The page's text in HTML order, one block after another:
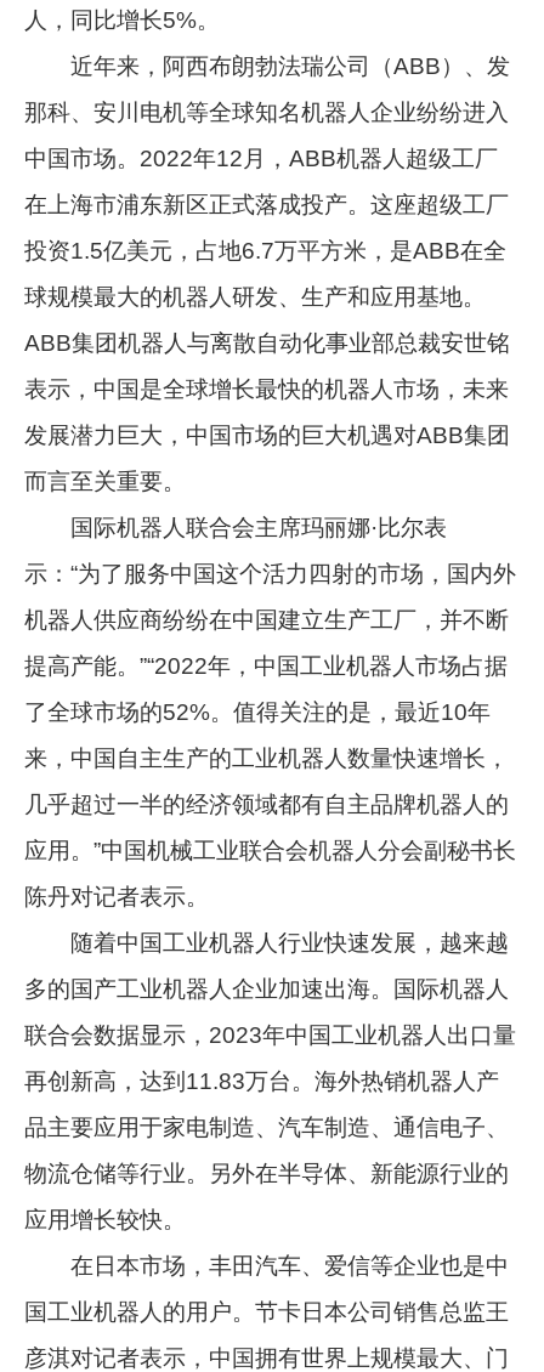
人，同比增长5%。
近年来，阿西布朗勃法瑞公司（ABB）、发
那科、安川电机等全球知名机器人企业纷纷进入
中国市场。2022年12月，ABB机器人超级工厂
在上海市浦东新区正式落成投产。这座超级工厂
投资1.5亿美元，占地6.7万平方米，是ABB在全
球规模最大的机器人研发、生产和应用基地。
ABB集团机器人与离散自动化事业部总裁安世铭
表示，中国是全球增长最快的机器人市场，未来
发展潜力巨大，中国市场的巨大机遇对ABB集团
而言至关重要。
国际机器人联合会主席玛丽娜·比尔表
示：“为了服务中国这个活力四射的市场，国内外
机器人供应商纷纷在中国建立生产工厂，并不断
提高产能。”“2022年，中国工业机器人市场占据
了全球市场的52%。值得关注的是，最近10年
来，中国自主生产的工业机器人数量快速增长，
几乎超过一半的经济领域都有自主品牌机器人的
应用。”中国机械工业联合会机器人分会副秘书长
陈丹对记者表示。
随着中国工业机器人行业快速发展，越来越
多的国产工业机器人企业加速出海。国际机器人
联合会数据显示，2023年中国工业机器人出口量
再创新高，达到11.83万台。海外热销机器人产
品主要应用于家电制造、汽车制造、通信电子、
物流仓储等行业。另外在半导体、新能源行业的
应用增长较快。
在日本市场，丰田汽车、爱信等企业也是中
国工业机器人的用户。节卡日本公司销售总监王
彦淇对记者表示，中国拥有世界上规模最大、门